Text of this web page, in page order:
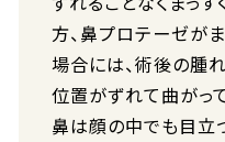
方、鼻プロテーゼが
場合には、術後の腫
位置がずれて曲がっ
鼻は顔の中でも目立